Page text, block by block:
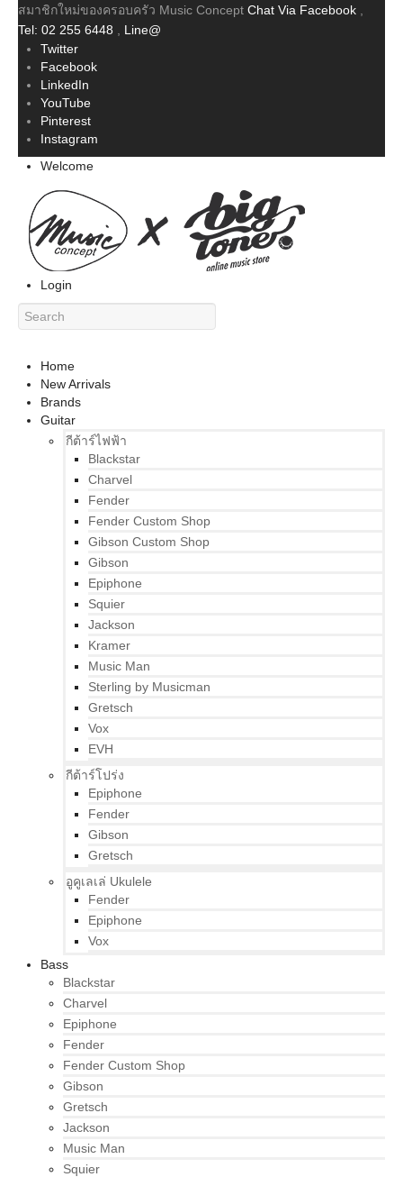
สมาชิกใหม่ของครอบครัว Music Concept Chat Via Facebook
Tel: 02 255 6448
Line@
Twitter
Facebook
LinkedIn
YouTube
Pinterest
Instagram
Welcome
Login
Home
New Arrivals
Brands
Guitar
กีต้าร์ไฟฟ้า
Blackstar
Charvel
Fender
Fender Custom Shop
Gibson Custom Shop
Gibson
Epiphone
Squier
Jackson
Kramer
Music Man
Sterling by Musicman
Gretsch
Vox
EVH
กีต้าร์โปร่ง
Epiphone
Fender
Gibson
Gretsch
อูคูเลเล่ Ukulele
Fender
Epiphone
Vox
Bass
Blackstar
Charvel
Epiphone
Fender
Fender Custom Shop
Gibson
Gretsch
Jackson
Music Man
Squier